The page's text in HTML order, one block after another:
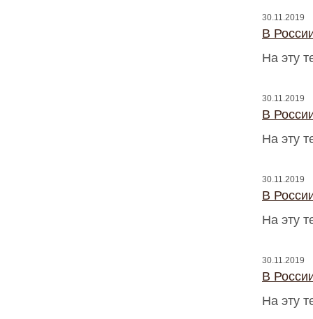
30.11.2019
В
На эту
30.11.2019
В
На эту
30.11.2019
В
На эту
30.11.2019
В
На эту